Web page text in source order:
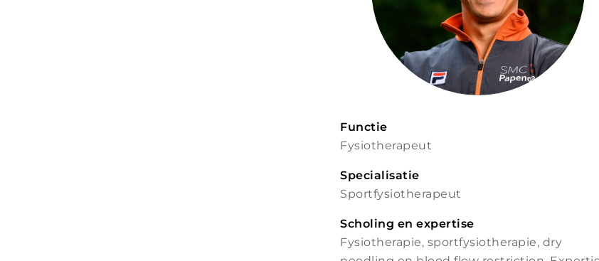
Functie
Fysiotherapeut
Specialisatie
Sportfysiotherapeut
Scholing en expertise
Fysiotherapie, sportfysiotherapie, dry